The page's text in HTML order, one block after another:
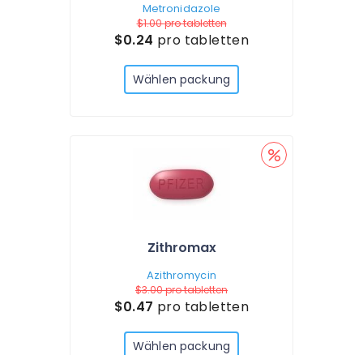
Metronidazole
$1.00pro tabletten
$0.24 pro tabletten
Wählen packung
Zithromax
Azithromycin
$3.00pro tabletten
$0.47 pro tabletten
Wählen packung